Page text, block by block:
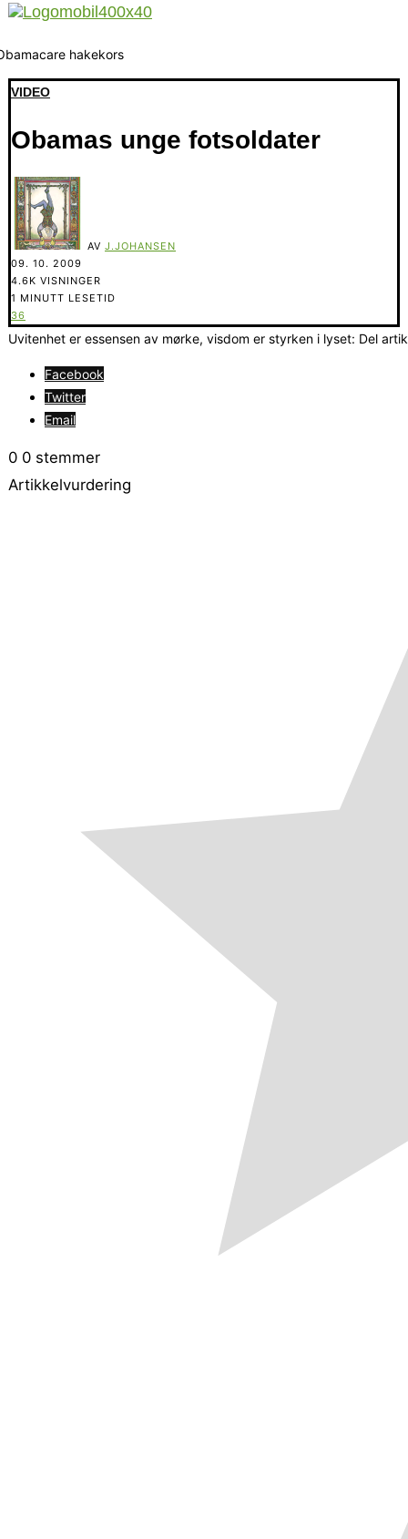
VIDEO
Obamas unge fotsoldater
AV J.JOHANSEN
09. 10. 2009
4.6K VISNINGER
1 MINUTT LESETID
36
Uvitenhet er essensen av mørke, visdom er styrken i lyset: Del
Facebook
Twitter
Email
0 0 stemmer
Artikkelvurdering